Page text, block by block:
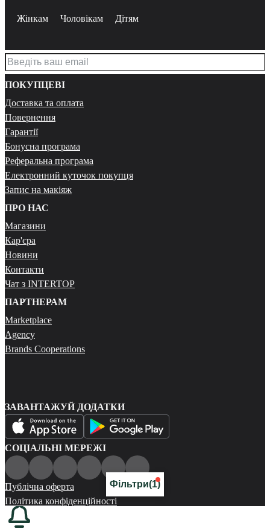
Фільтри(1)
Жінкам Чоловікам Дітям
ПОКУПЦЕВІ
Доставка та оплата
Повернення
Гарантії
Бонусна програма
Реферальна програма
Електронний куточок покупця
Запис на макіяж
ПРО НАС
Магазини
Кар'єра
Новини
Контакти
Чат з INTERTOP
ПАРТНЕРАМ
Marketplace
Agency
Brands Cooperations
ЗАВАНТАЖУЙ ДОДАТКИ
СОЦІАЛЬНІ МЕРЕЖІ
Публічна оферта
Політика конфіденційності
Карта сайту